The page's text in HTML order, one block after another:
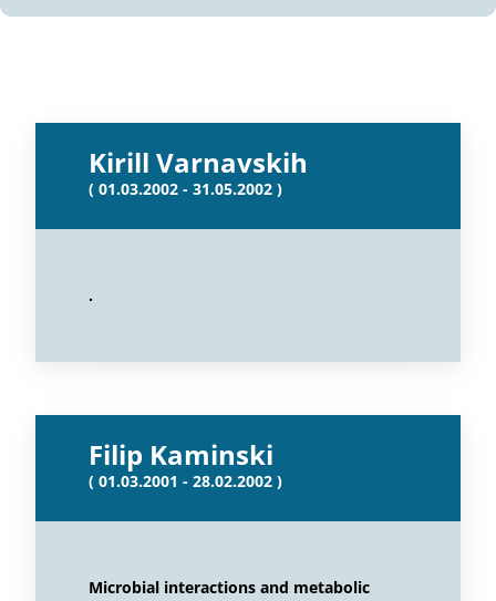
Kirill Varnavskih
( 01.03.2002 - 31.05.2002 )
.
Filip Kaminski
( 01.03.2001 - 28.02.2002 )
Microbial interactions and metabolic